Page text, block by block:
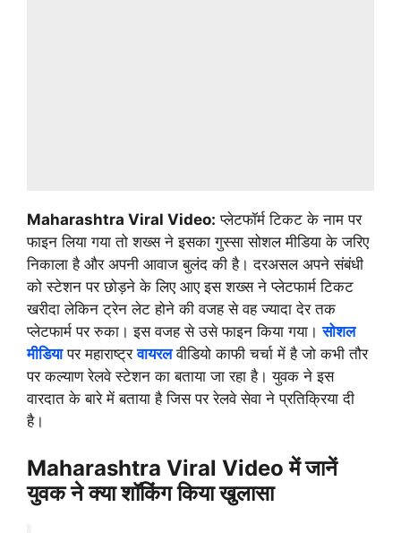
Maharashtra Viral Video: प्लेटफॉर्म टिकट के नाम पर
फाइन लिया गया तो शख्स ने इसका गुस्सा सोशल मीडिया के जरिए
निकाला है और अपनी आवाज बुलंद की है। दरअसल अपने संबंधी
को स्टेशन पर छोड़ने के लिए आए इस शख्स ने प्लेटफार्म टिकट
खरीदा लेकिन ट्रेन लेट होने की वजह से वह ज्यादा देर तक
प्लेटफार्म पर रुका। इस वजह से उसे फाइन किया गया।सोशल
मीडियापर महाराष्ट्रवायरल वीडियो काफी चर्चा में है जो कभी तौर
पर कल्याण रेलवे स्टेशन का बताया जा रहा है। युवक ने इस
वारदात के बारे में बताया है जिस पर रेलवे सेवा ने प्रतिक्रिया दी
है।
Maharashtra Viral Video में जानें
युवक ने क्या शॉकिंग किया खुलासा